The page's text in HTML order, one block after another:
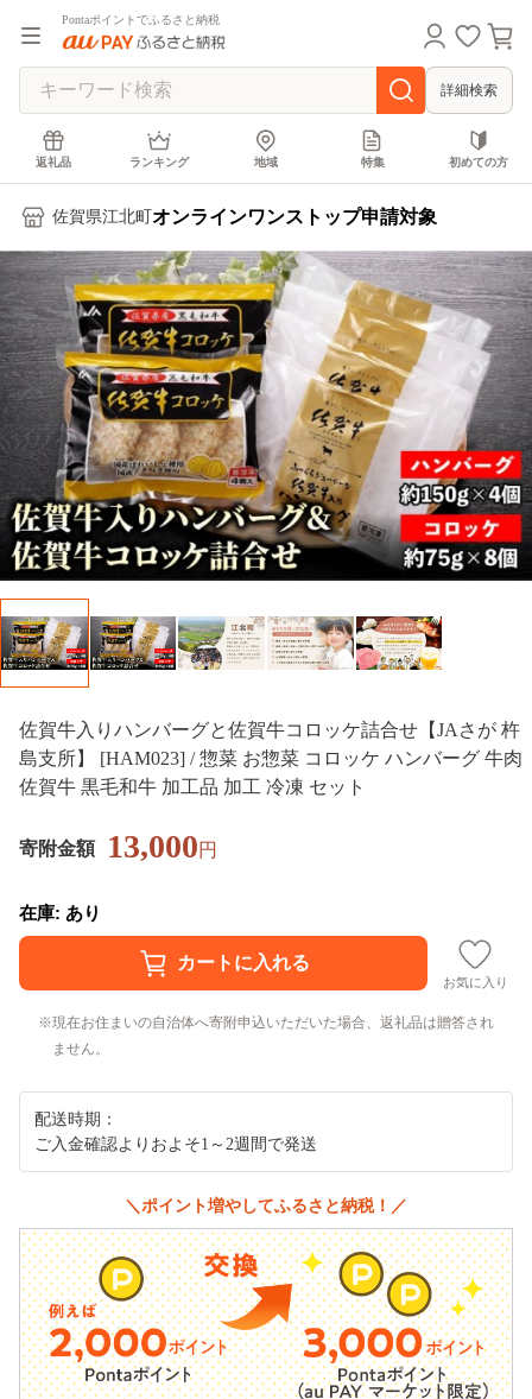
Pontaポイントでふるさと納税
詳細検索
返礼品 ランキング 地域 特集 初めての方
佐賀県江北町 オンラインワンストップ申請対象
佐賀牛入りハンバーグと佐賀牛コロッケ詰合せ【JAさが 杵
島支所】 [HAM023] / 惣菜 お惣菜 コロッケ ハンバーグ 牛肉
佐賀牛 黒毛和牛 加工品 加工 冷凍 セット
寄附金額 13,000円
在庫: あり
お気に入り
現在お住まいの自治体へ寄附申込いただいた場合、返礼品は贈答され
ません。
配送時期：
ご入金確認よりおよそ1～2週間で発送
＼ポイント増やしてふるさと納税！／